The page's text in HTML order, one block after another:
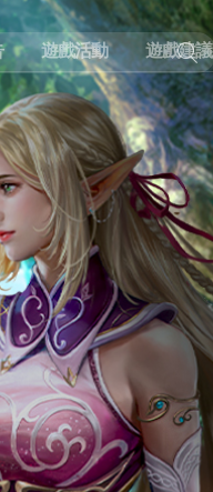
遊戲活動 遊戲建議